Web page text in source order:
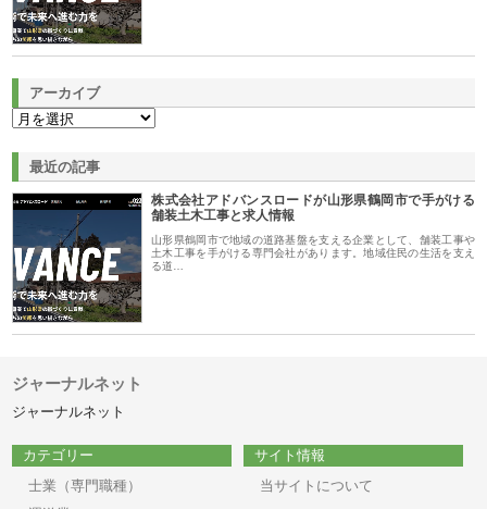
アーカイブ
最近の記事
株式会社アドバンスロードが山形県鶴岡市で手がける
舗装土木工事と求人情報
山形県鶴岡市で地域の道路基盤を支える企業として、舗装工事や
土木工事を手がける専門会社があります。地域住民の生活を支え
る道…
ジャーナルネット
ジャーナルネット
カテゴリー
士業（専門職種）
サイト情報
当サイトについて